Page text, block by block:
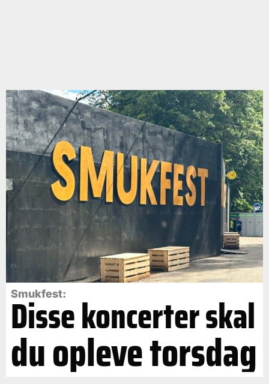
Smukfest:
Disse koncerter skal
du opleve torsdag